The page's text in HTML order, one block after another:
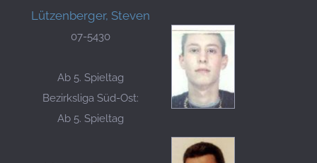
Lützenberger, Steven
07-5430
Ab 5. Spieltag
Bezirksliga Süd-Ost:
Ab 5. Spieltag